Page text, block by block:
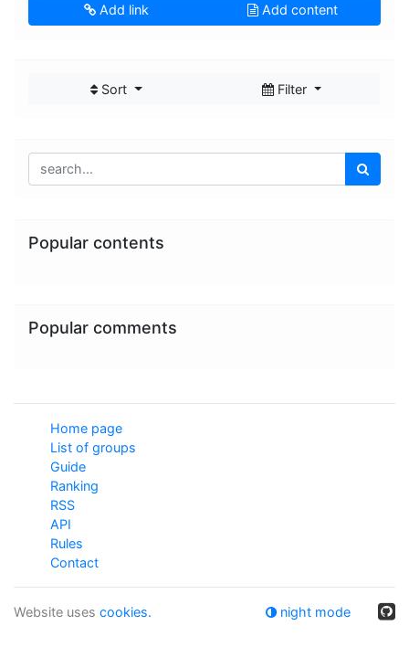
Add link Add content
Sort Filter
Popular contents
Popular comments
Home page
List of groups
Guide
Ranking
RSS
API
Rules
Contact
Website uses cookies. night mode